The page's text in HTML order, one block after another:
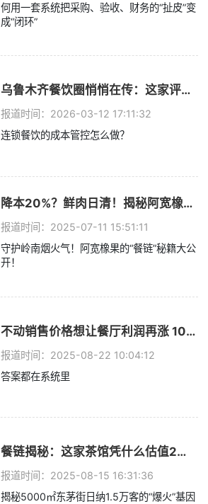
何用一套系统把采购、验收、财务的“扯皮”变
成“闭环”
乌鲁木齐餐饮圈悄悄在传：这家评分4.8的餐厅，换了一套“供应链管理系统”
报道时间：2026-03-12 17:11:32
连锁餐饮的成本管控怎么做？
降本20%？鲜肉日清！揭秘阿宽橡果爆汁烤肉的出圈之路……
报道时间：2025-07-11 15:51:11
守护岭南烟火气！阿宽橡果的“餐链”秘籍大公
开！
不动销售价格想让餐厅利润再涨 10%？餐链如何赋能川菜顶流饕林稳步增长
报道时间：2025-08-22 10:04:12
答案都在系统里
餐链揭秘：这家茶馆凭什么估值2亿？
报道时间：2025-08-15 16:31:36
揭秘5000㎡东茅街日纳1.5万客的“爆火”基因